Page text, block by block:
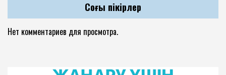
Соңғы пікірлер
Нет комментариев для просмотра.